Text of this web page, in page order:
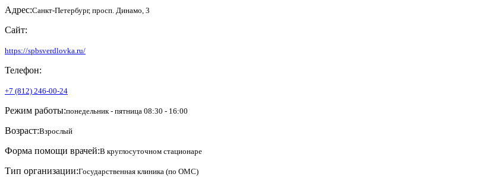
Адрес:Санкт-Петербург, просп. Динамо, 3
Сайт:
https://spbsverdlovka.ru/
Телефон:
+7 (812) 246-00-24
Режим работы:понедельник - пятница 08:30 - 16:00
Возраст:Взрослый
Форма помощи врачей:В круглосуточном стационаре
Тип организации:Государственная клиника (по ОМС)